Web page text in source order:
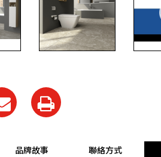
品牌故事 聯絡方式